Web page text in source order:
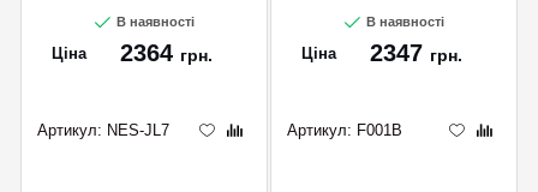
В наявності
Ціна 2364 грн.
Артикул: NES-JL7
В наявності
Ціна 2347 грн.
Артикул: F001B